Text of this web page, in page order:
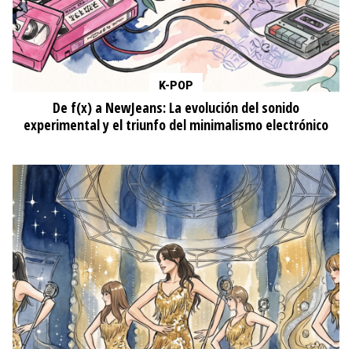
K-POP
De f(x) a NewJeans: La evolución del sonido
experimental y el triunfo del minimalismo electrónico